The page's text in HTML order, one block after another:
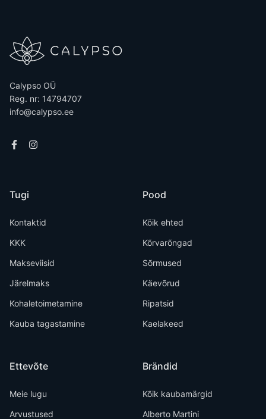
Calypso OÜ
Reg. nr: 14794707
info@calypso.ee
Tugi
Kontaktid
KKK
Makseviisid
Järelmaks
Kohaletoimetamine
Kauba tagastamine
Ettevõte
Meie lugu
Arvustused
Pood
Kõik ehted
Kõrvarõngad
Sõrmused
Käevõrud
Ripatsid
Kaelakeed
Brändid
Kõik kaubamärgid
Alberto Martini